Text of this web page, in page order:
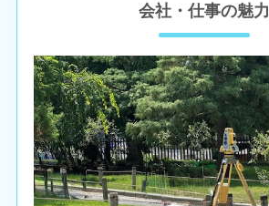
会社・仕事の魅力